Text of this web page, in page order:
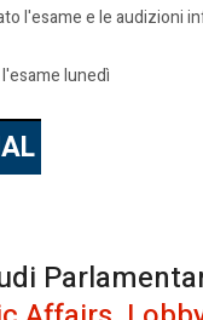
l'esame e le audizioni
lunedì